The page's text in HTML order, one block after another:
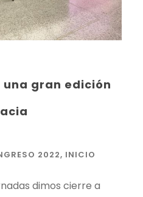
gran edición
2022, INICIO
dimos cierre a